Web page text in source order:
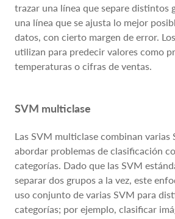
trazar una línea que separe distintos
una línea que se ajusta lo mejor
datos, con cierto margen de error.
utilizan para predecir valores como
temperaturas o cifras de ventas.
SVM multiclase
Las SVM multiclase combinan varias
abordar problemas de clasificación
categorías. Dado que las SVM
separar dos grupos a la vez, este
uso conjunto de varias SVM para
categorías; por ejemplo, clasificar